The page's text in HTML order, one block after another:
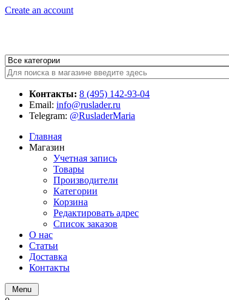
Create an account
Контакты: 8 (495) 142-93-04
Email: info@ruslader.ru
Telegram: @RusladerMaria
Главная
Магазин
Учетная запись
Товары
Производители
Категории
Корзина
Редактировать адрес
Список заказов
О нас
Статьи
Доставка
Контакты
Menu